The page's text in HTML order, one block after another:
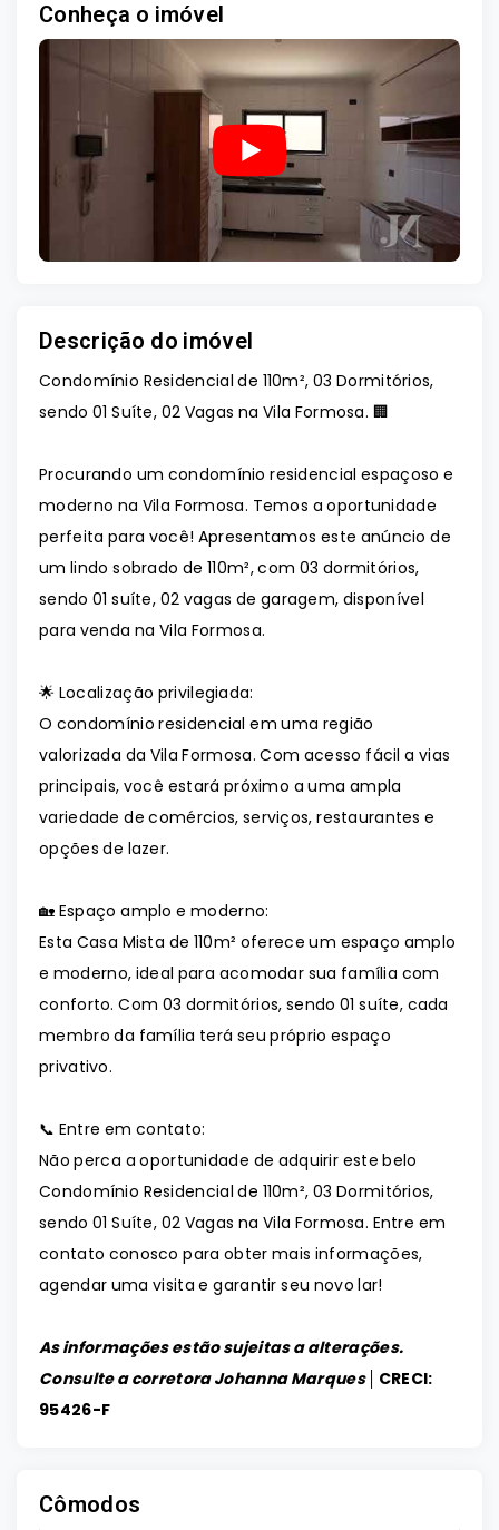
Conheça o imóvel
Descrição do imóvel
Condomínio Residencial de 110m², 03 Dormitórios,
sendo 01 Suíte, 02 Vagas na Vila Formosa. 🏢
Procurando um condomínio residencial espaçoso e
moderno na Vila Formosa. Temos a oportunidade
perfeita para você! Apresentamos este anúncio de
um lindo sobrado de 110m², com 03 dormitórios,
sendo 01 suíte, 02 vagas de garagem, disponível
para venda na Vila Formosa.
🌟 Localização privilegiada:
O condomínio residencial em uma região
valorizada da Vila Formosa. Com acesso fácil a vias
principais, você estará próximo a uma ampla
variedade de comércios, serviços, restaurantes e
opções de lazer.
🏡 Espaço amplo e moderno:
Esta Casa Mista de 110m² oferece um espaço amplo
e moderno, ideal para acomodar sua família com
conforto. Com 03 dormitórios, sendo 01 suíte, cada
membro da família terá seu próprio espaço
privativo.
📞 Entre em contato:
Não perca a oportunidade de adquirir este belo
Condomínio Residencial de 110m², 03 Dormitórios,
sendo 01 Suíte, 02 Vagas na Vila Formosa. Entre em
contato conosco para obter mais informações,
agendar uma visita e garantir seu novo lar!
As informações estão sujeitas a alterações.
Consulte a corretora Johanna Marques │ CRECI:
95426-F
Cômodos